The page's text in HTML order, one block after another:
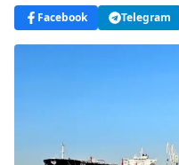
Facebook Telegram